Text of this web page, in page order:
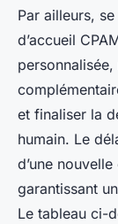
Par ailleurs,
d’accueil
et finaliser la
humain. Le
d’une
garantissant
Le tableau ci-